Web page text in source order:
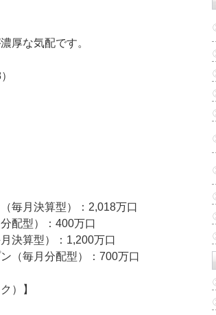
厚な気配です。
毎月決算型）：2,018万口
配型）：400万口
決算型）：1,200万口
（毎月分配型）：700万口
）】